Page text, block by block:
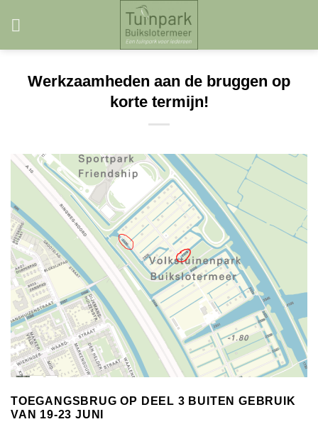
Werkzaamheden aan de bruggen op
korte termijn!
TOEGANGSBRUG OP DEEL 3 BUITEN GEBRUIK
VAN 19-23 JUNI